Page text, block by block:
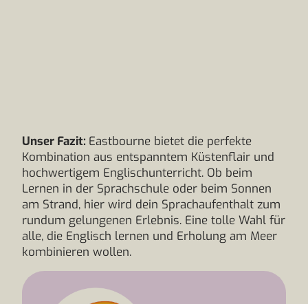
Unser Fazit: Eastbourne bietet die perfekte
Kombination aus entspanntem Küstenflair und
hochwertigem Englischunterricht. Ob beim
Lernen in der Sprachschule oder beim Sonnen
am Strand, hier wird dein Sprachaufenthalt zum
rundum gelungenen Erlebnis. Eine tolle Wahl für
alle, die Englisch lernen und Erholung am Meer
kombinieren wollen.